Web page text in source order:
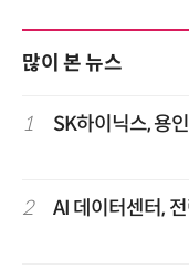
많이 본 뉴스
1 SK하이닉스, 용
2 AI 데이터센터,